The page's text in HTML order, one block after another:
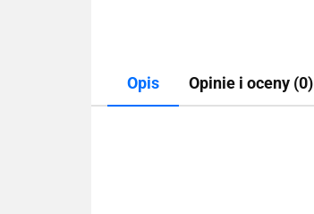
Opis Opinie i oceny (0)